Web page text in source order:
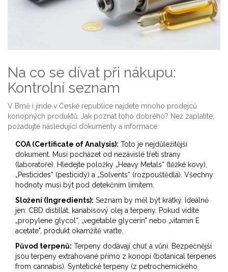
Na co se dívat při nákupu:
Kontrolní seznam
V Brně i jinde v České republice najdete mnoho prodejců
konopných produktů. Jak poznat toho dobrého? Než zaplatíte,
požadujte následující dokumenty a informace:
COA (Certificate of Analysis): Toto je nejdůležitější
dokument. Musí pocházet od nezávislé třetí strany
(laboratoře). Hledejte položky „Heavy Metals“ (těžké kovy),
„Pesticides“ (pesticidy) a „Solvents“ (rozpouštědla). Všechny
hodnoty musí být pod detekčním limitem.
Složení (Ingredients): Seznam by měl být krátký. Ideálně
jen: CBD distillát, kanabisový olej a terpeny. Pokud vidíte
„propylene glycol“, „vegetable glycerin" nebo „vitamin E
acetate", produkt okamžitě vraťte.
Původ terpenů: Terpeny dodávají chuť a vůni. Bezpečnější
jsou terpeny extrahované přímo z konopí (botanical terpenes
from cannabis). Syntetické terpeny (z petrochemického